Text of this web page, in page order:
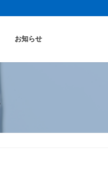
お知らせ